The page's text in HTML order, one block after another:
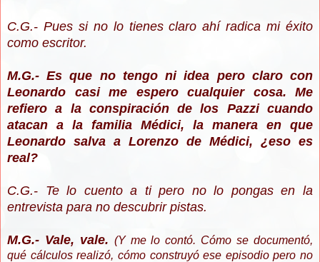
C.G.- Pues si no lo tienes claro ahí radica mi éxito
como escritor.
M.G.- Es que no tengo ni idea pero claro con
Leonardo casi me espero cualquier cosa. Me
refiero a la conspiración de los Pazzi cuando
atacan a la familia Médici, la manera en que
Leonardo salva a Lorenzo de Médici, ¿eso es
real?
C.G.- Te lo cuento a ti pero no lo pongas en la
entrevista para no descubrir pistas.
M.G.- Vale, vale. (Y me lo contó. Cómo se documentó,
qué cálculos realizó, cómo construyó ese episodio pero no